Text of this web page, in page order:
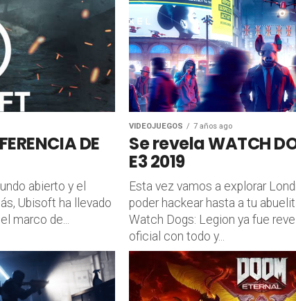
DE
abierto y el
Ubisoft ha llevado
marco de...
VIDEOJUEGOS 7 años ago
Se revela WATCH
E3 2019
Esta vez vamos a explorar
poder hackear hasta a tu
Watch Dogs: Legion ya fue
oficial con todo y...